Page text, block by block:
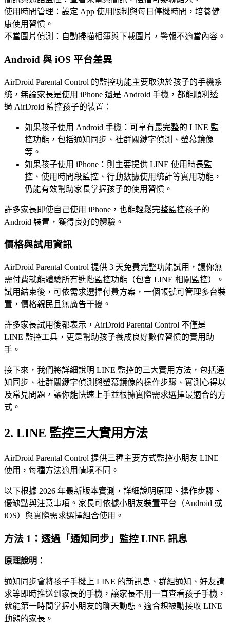
使用時間管理：設定 App 使用限制與每日停機時間，培養健
康使用習慣。
不當圖片偵測：自動掃描相簿與下載圖片，警報不適當內容。
Android 與 iOS 平台差異
AirDroid Parental Control 的監控功能主要取決於孩子的手機系
統，無論家長是使用 iPhone 還是 Android 手機，都能順利透
過 AirDroid 監控孩子的裝置：
如果孩子使用 Android 手機：可享有最完整的 LINE 監
控功能，包括通知同步、社群關鍵字偵測、螢幕鏡像
等。
如果孩子使用 iPhone：則主要提供 LINE 使用時長監
控、使用時間段監控、行動數據使用統計等實用功能，
仍能有效幫助家長掌握孩子的使用習慣。
許多家長即使自己使用 iPhone，也能輕鬆完整監控孩子的
Android 裝置，獲得良好的體驗。
價格與試用資訊
AirDroid Parental Control 提供 3 天免費完整功能試用，讓你無
需付費就能體驗所有進階監控功能（包含 LINE 相關監控）。
試用結束後，可依需求選擇付費方案，一個帳號可管理多台裝
置，價格親民且無廣告干擾。
許多家長試用後都表示，AirDroid Parental Control 不僅是
LINE 監控工具，更是幫助孩子養成良好數位習慣的實用助
手。
接下來，我們將詳細說明 LINE 監控的三大實用方法，包括通
知同步、社群關鍵字偵測與螢幕鏡像的操作步驟、實測心得以
及常見問題，讓你能快速上手並根據實際需求選擇最適合的方
式。
2. LINE 監控三大實用方法
AirDroid Parental Control 提供三種主要方式監控小朋友 LINE
使用，每種方法適用情境不同。
以下根據 2026 年最新版本實測，詳細說明原理、操作步驟、
優缺點與注意事項。家長可依據小朋友裝置平台（Android 或
iOS）與實際需求選擇組合使用。
方法 1：透過「通知同步」監控 LINE 訊息
原理說明：
通知同步會將孩子手機上 LINE 的新訊息、群組通知、好友請
求等即時推送到家長的手機，讓家長不用一直查看孩子手機，
就能第一時間掌握小朋友的聊天動態。適合想被動接收 LINE
動態的家長。